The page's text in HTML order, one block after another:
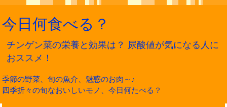
今日何食べる？
チンゲン菜の栄養と効果は？ 尿酸値が気になる人に
おススメ！
季節の野菜、旬の魚介、魅惑のお肉～♪
四季折々の旬なおいしいモノ、今日何たべる？